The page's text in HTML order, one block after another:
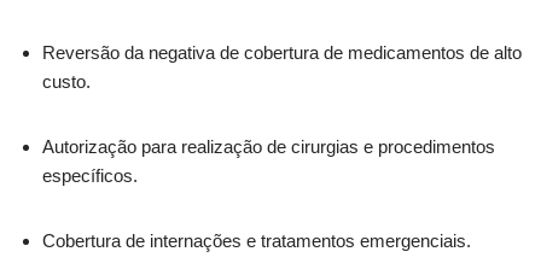
Reversão da negativa de cobertura de medicamentos de alto
custo.
Autorização para realização de cirurgias e procedimentos
específicos.
Cobertura de internações e tratamentos emergenciais.